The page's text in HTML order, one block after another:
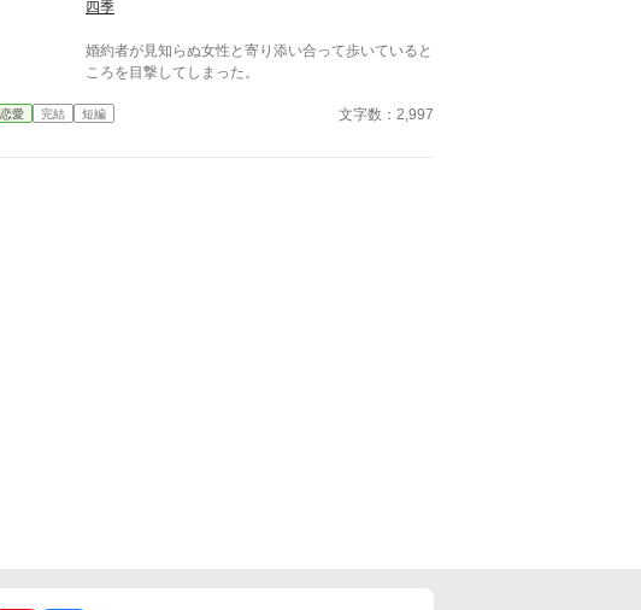
四季
婚約者が見知らぬ女性と寄り添い合って歩いていると
ころを目撃してしまった。
恋愛 完結 短編 文字数：2,997